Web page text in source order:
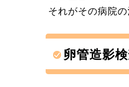
それがその病院
卵管造影